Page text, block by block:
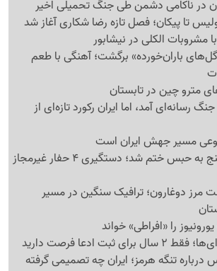
در ناکامی دشمن طی جنگ تحمیلی اخیر
تا پیکان؛ فصل تازه رضا شکاری آغاز شد
مشروبات الکلی در نیشابور
باران‌خورده» برگشت؛ آهنگی با طعم
مترو چین در تابستان
رسانه‌ای آمد، اما ایران رکورد تازه‌ای از
مسیر جهش ایران است
رویای پیدا کردن گنج به حبس ختم شد؛ دستگیری 4 حفار غیرمجاز
مرز دوغارون؛ ترافیک سنگین در مسیر
را «افراطی» خواند
ثبت ادعا فرصت دارید
تنگه هرمز؛ ایران چه تصمیمی گرفته